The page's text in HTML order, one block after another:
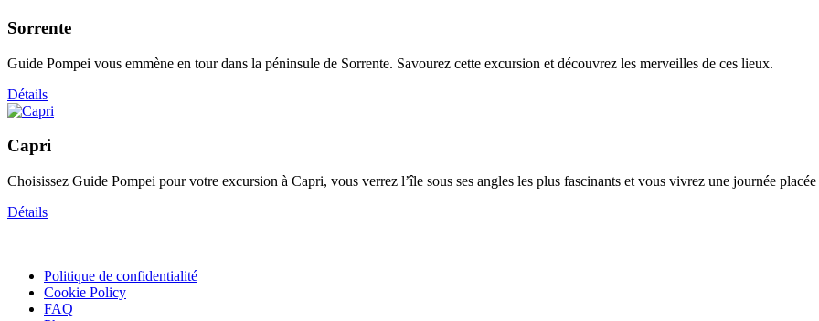
Sorrente
Guide Pompei vous emmène en tour dans la péninsule de Sorrente. Savourez cette excursion et découvrez les merveilles de ces lieux.
Détails
Capri
Choisissez Guide Pompei pour votre excursion à Capri, vous verrez l’île sous ses angles les plus fascinants et vous vivrez une journée
Détails
Politique de confidentialité
Cookie Policy
FAQ